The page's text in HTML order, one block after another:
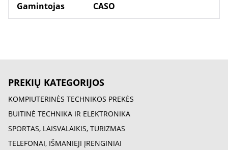
Gamintojas CASO
PREKIŲ KATEGORIJOS
KOMPIUTERINĖS TECHNIKOS PREKĖS
BUITINĖ TECHNIKA IR ELEKTRONIKA
SPORTAS, LAISVALAIKIS, TURIZMAS
TELEFONAI, IŠMANIEJI ĮRENGINIAI